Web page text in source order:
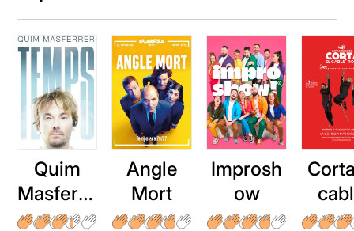
Quim
Masferre
r: Temps
Angle
Mort
Improsh
ow